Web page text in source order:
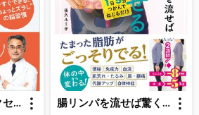
認知症にならないクセづくり--予防は何歳からでも! - 腸リンパを流せば驚くほどお腹からやせる 深部リンパ節開放 腸活マッサージ